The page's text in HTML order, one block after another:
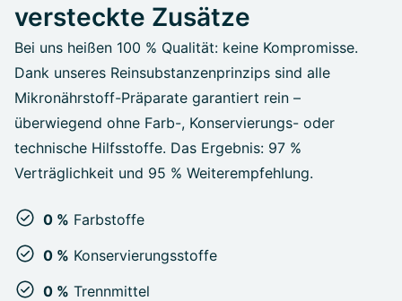
versteckte Zusätze
Bei uns heißen 100 % Qualität: keine Kompromisse.
Dank unseres Reinsubstanzenprinzips sind alle
Mikronährstoff-Präparate garantiert rein –
überwiegend ohne Farb-, Konservierungs- oder
technische Hilfsstoffe. Das Ergebnis: 97 %
Verträglichkeit und 95 % Weiterempfehlung.
0 % Farbstoffe
0 % Konservierungsstoffe
0 % Trennmittel